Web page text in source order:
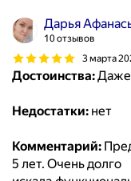
Дарья
10 отзывов
3 марта
Достоинства:Даже
Недостатки: нет
Комментарий:
5 лет. Очень долго